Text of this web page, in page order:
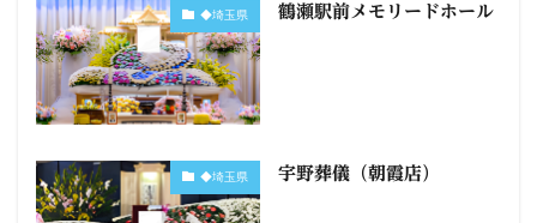
◆埼玉県 鶴瀬駅前メモリードホール
◆埼玉県 宇野葬儀（朝霞店）